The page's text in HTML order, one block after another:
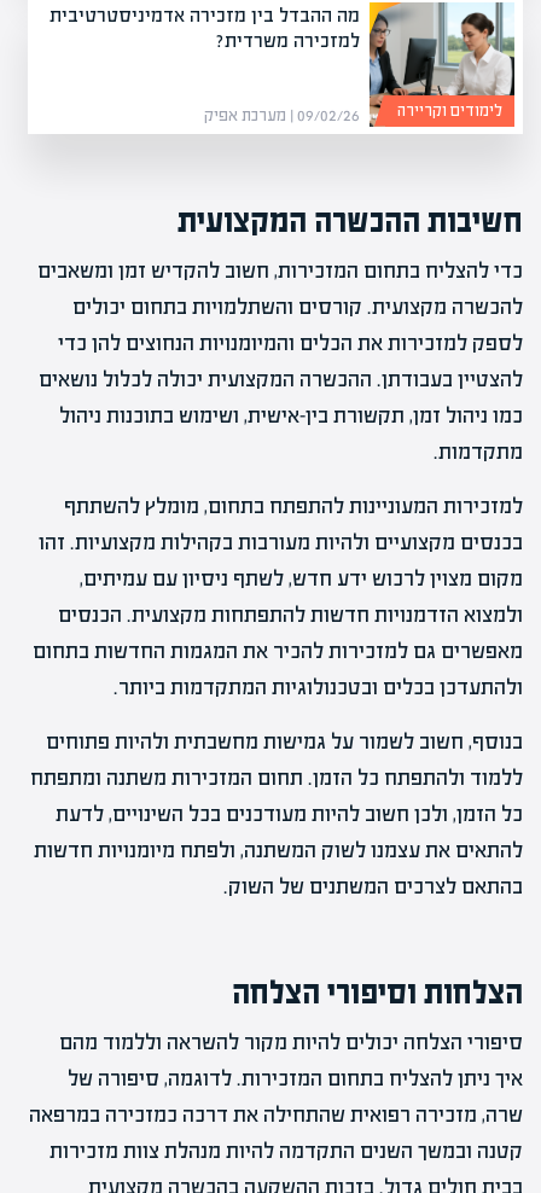
מה ההבדל בין מזכירה אדמיניסטרטיבית
למזכירה משרדית?
09/02/26 | מערכת אפיק לימודים וקריירה
חשיבות ההכשרה המקצועית
כדי להצליח בתחום המזכירות, חשוב להקדיש זמן ומשאבים
להכשרה מקצועית. קורסים והשתלמויות בתחום יכולים
לספק למזכירות את הכלים והמיומנויות הנחוצים להן כדי
להצטיין בעבודתן. ההכשרה המקצועית יכולה לכלול נושאים
כמו ניהול זמן, תקשורת בין-אישית, ושימוש בתוכנות ניהול
מתקדמות.
למזכירות המעוניינות להתפתח בתחום, מומלץ להשתתף
בכנסים מקצועיים ולהיות מעורבות בקהילות מקצועיות. זהו
מקום מצוין לרכוש ידע חדש, לשתף ניסיון עם עמיתים,
ולמצוא הזדמנויות חדשות להתפתחות מקצועית. הכנסים
מאפשרים גם למזכירות להכיר את המגמות החדשות בתחום
ולהתעדכן בכלים ובטכנולוגיות המתקדמות ביותר.
בנוסף, חשוב לשמור על גמישות מחשבתית ולהיות פתוחים
ללמוד ולהתפתח כל הזמן. תחום המזכירות משתנה ומתפתח
כל הזמן, ולכן חשוב להיות מעודכנים בכל השינויים, לדעת
להתאים את עצמנו לשוק המשתנה, ולפתח מיומנויות חדשות
בהתאם לצרכים המשתנים של השוק.
הצלחות וסיפורי הצלחה
סיפורי הצלחה יכולים להיות מקור להשראה וללמוד מהם
איך ניתן להצליח בתחום המזכירות. לדוגמה, סיפורה של
שרה, מזכירה רפואית שהתחילה את דרכה כמזכירה במרפאה
קטנה ובמשך השנים התקדמה להיות מנהלת צוות מזכירות
בבית חולים גדול. בזכות ההשקעה בהכשרה מקצועית